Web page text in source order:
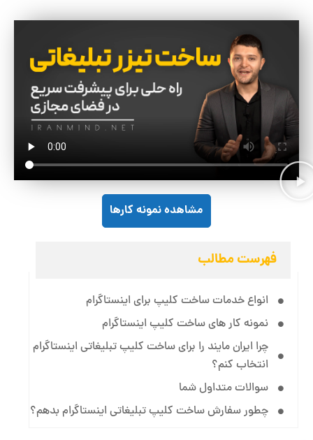
مشاهده نمونه کارها
فهرست مطالب
انواع خدمات ساخت کلیپ برای اینستاگرام
نمونه کار های ساخت کلیپ اینستاگرام
چرا ایران مایند را برای ساخت کلیپ تبلیغاتی اینستاگرام
انتخاب کنم؟
سوالات متداول شما
چطور سفارش ساخت کلیپ تبلیغاتی اینستاگرام بدهم؟